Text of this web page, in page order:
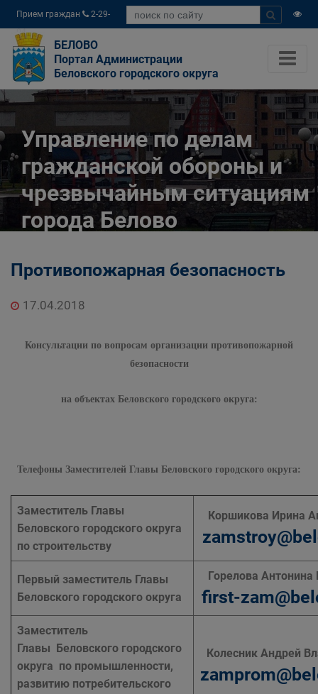
Прием граждан
2-29-
04
БЕЛОВО
Портал Администрации
Беловского городского округа
Управление по делам
гражданской обороны и
чрезвычайным ситуациям
города Белово
Муниципальные учреждения
чрезвычайным ситуациям города Белово
Противопожарная безопасность
17.04.2018
Консультации по вопросам организации противопожарной
безопасности
на объектах Беловского городского округа:
Телефоны Заместителей Главы Беловского городского округа:
Заместитель Главы
Беловского городского округа
по строительству
Коршикова Ирина
Первый заместитель Главы
Беловского городского округа
Горелова Антонина
first-
Заместитель
Главы Беловского городского
округа по промышленности,
развитию потребительского
Колесник Андрей